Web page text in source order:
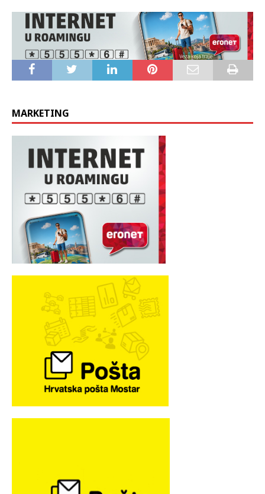
MARKETING